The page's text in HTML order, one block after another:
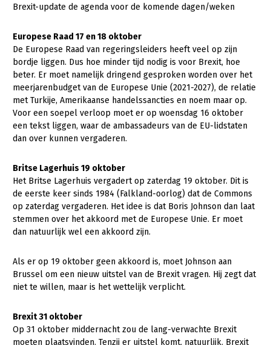
Internationaal
Sectoren
Dier
Biologische Landbouw
Geitenhouderij
Kalverhouderij
Melkveehouderij
Paardenhouderij
Pluimveehouderij
Schapenhouderij
Varkenshouderij
Vleesveehouderij
Plant
Akkerbouw
Biologische Landbouw
Bomen, vaste planten en zomerbloemen
Fruitteelt
Glastuinbouw
Paddenstoelen
Vollegrondsgroente
Multifunctionele landbouw
Multifunctioneel
Onderwerpen
Nieuws
Nieuwsabonnement
Webinars
Over LTO
LTO Nederland
Mensen
Medewerkers
Vacatures
Brexit-update de agenda voor de komende dagen/weken
Europese Raad 17 en 18 oktober
De Europese Raad van regeringsleiders heeft veel op zijn
bordje liggen. Dus hoe minder tijd nodig is voor Brexit, hoe
beter. Er moet namelijk dringend gesproken worden over het
meerjarenbudget van de Europese Unie (2021-2027), de relatie
met Turkije, Amerikaanse handelssancties en noem maar op.
Voor een soepel verloop moet er op woensdag 16 oktober
een tekst liggen, waar de ambassadeurs van de EU-lidstaten
dan over kunnen vergaderen.
Britse Lagerhuis 19 oktober
Het Britse Lagerhuis vergadert op zaterdag 19 oktober. Dit is
de eerste keer sinds 1984 (Falkland-oorlog) dat de Commons
op zaterdag vergaderen. Het idee is dat Boris Johnson dan laat
stemmen over het akkoord met de Europese Unie. Er moet
dan natuurlijk wel een akkoord zijn.
Als er op 19 oktober geen akkoord is, moet Johnson aan
Brussel om een nieuw uitstel van de Brexit vragen. Hij zegt dat
niet te willen, maar is het wettelijk verplicht.
Brexit 31 oktober
Op 31 oktober middernacht zou de lang-verwachte Brexit
moeten plaatsvinden. Tenzij er uitstel komt, natuurlijk. Brexit